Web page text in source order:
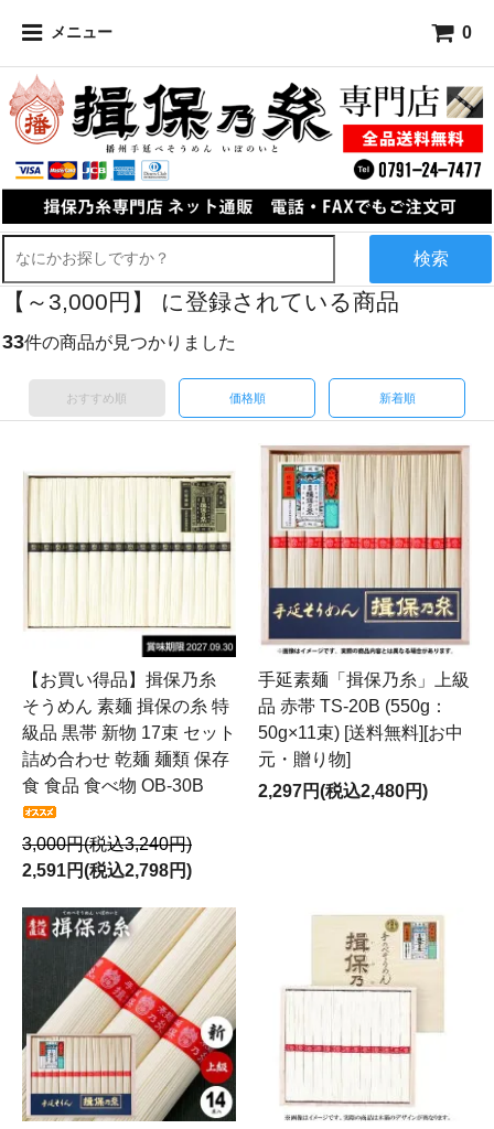
メニュー 0
検索
【～3,000円】 に登録されている商品
33件の商品が見つかりました
おすすめ順 価格順 新着順
【お買い得品】揖保乃糸
そうめん 素麺 揖保の糸 特
級品 黒帯 新物 17束 セット
詰め合わせ 乾麺 麺類 保存
食 食品 食べ物 OB-30B
3,000円(税込3,240円)
2,591円(税込2,798円)
手延素麺「揖保乃糸」上級
品 赤帯 TS-20B (550g：
50g×11束) [送料無料][お中
元・贈り物]
2,297円(税込2,480円)